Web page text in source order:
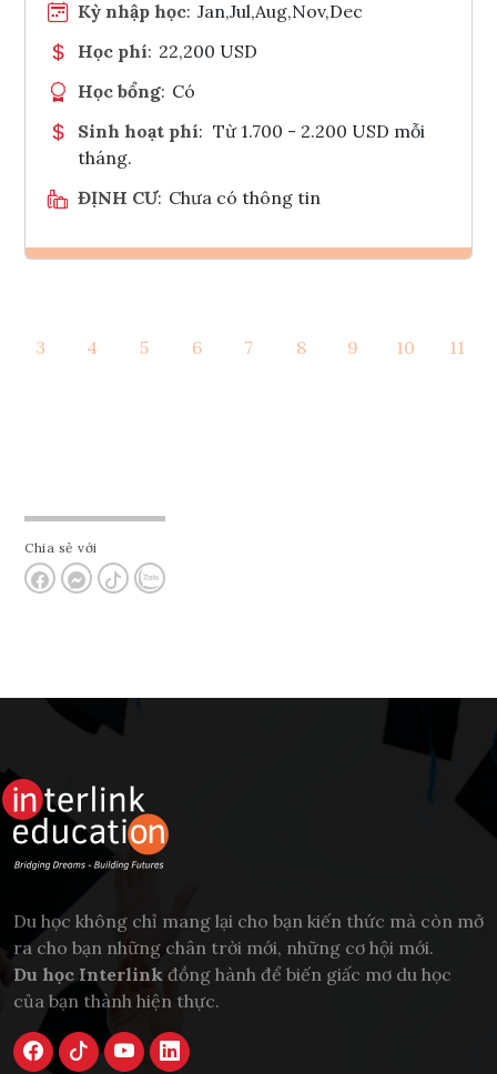
Kỳ nhập học: Jan,Jul,Aug,Nov,Dec
Học phí: 22,200 USD
Học bổng: Có
Sinh hoạt phí: Từ 1.700 - 2.200 USD mỗi
tháng.
ĐỊNH CƯ: Chưa có thông tin
Tham vấn Interlink
3 4 5 6 7 8 9 10 11
Chia sẻ với
Du học không chỉ mang lại cho bạn kiến thức mà còn mở
ra cho bạn những chân trời mới, những cơ hội mới.
Du học Interlink đồng hành để biến giấc mơ du học
của bạn thành hiện thực.